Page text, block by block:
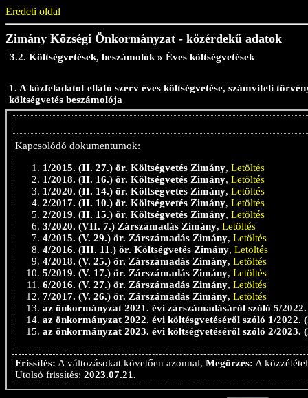
Eredeti oldal
Zimány Községi Önkormányzat - közérdekű adatok
3.2. Költségvetések, beszámolók » Éves költségvetések
1. A közfeladatot ellátó szerv éves költségvetése, számviteli
költségvetés beszámolója
Kapcsolódó dokumentumok:
1/2015. (II. 27.) ör. Költségvetés Zimány, Letöltés
1/2018. (II. 16.) ör. Költségvetés Zimány, Letöltés
1/2020. (II. 14.) ör. Költségvetés Zimány, Letöltés
2/2017. (II. 10.) ör. Költségvetés Zimány, Letöltés
2/2019. (II. 15.) ör. Költségvetés Zimány, Letöltés
3/2020. (VII. 7.) Zárszámadás Zimány, Letöltés
4/2015. (V. 29.) ör. Zárszámadás Zimány, Letöltés
4/2016. (III. 11.) ör. Költségvetés Zimány, Letöltés
4/2018. (V. 25.) ör. Zárszámadás Zimány, Letöltés
5/2019. (V. 17.) ör. Zárszámadás Zimány, Letöltés
6/2016. (V. 27.) ör. Zárszámadás Zimány, Letöltés
7/2017. (V. 26.) ör. Zárszámadás Zimány, Letöltés
az önkormányzat 2021. évi zárszámadásáról szóló 5/
az önkormányzat 2022. évi költésgvetéséről szóló 1/2022.
az önkormányzat 2023. évi költségvetéséről szóló 2/2023.
Frissítés: A változásokat követően azonnal, Megőrzés: A
Utolsó frissítés: 2023.07.21.